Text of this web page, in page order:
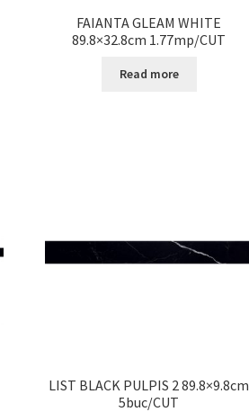
FAIANTA GLEAM WHITE
89.8×32.8cm 1.77mp/CUT
Read more
LIST BLACK PULPIS 2 89.8×9.8cm
5buc/CUT